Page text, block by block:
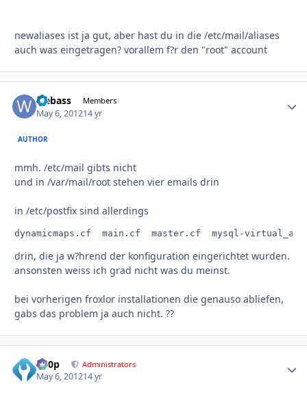
newaliases ist ja gut, aber hast du in die /etc/mail/aliases
auch was eingetragen? vorallem f?r den "root" account
webass Members
May 6, 201214 yr
AUTHOR
mmh. /etc/mail gibts nicht
und in /var/mail/root stehen vier emails drin
in /etc/postfix sind allerdings
drin, die ja w?hrend der konfiguration eingerichtet wurden.
ansonsten weiss ich grad nicht was du meinst.
bei vorherigen froxlor installationen die genauso abliefen,
gabs das problem ja auch nicht. ??
d00p Administrators
May 6, 201214 yr